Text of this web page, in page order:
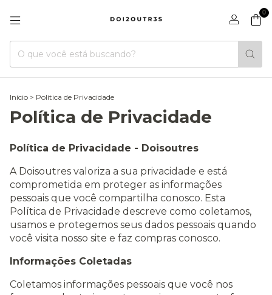
0
Início > Política de Privacidade
Política de Privacidade
Política de Privacidade - Doisoutres
A Doisoutres valoriza a sua privacidade e está
comprometida em proteger as informações
pessoais que você compartilha conosco. Esta
Política de Privacidade descreve como coletamos,
usamos e protegemos seus dados pessoais quando
você visita nosso site e faz compras conosco.
Informações Coletadas
Coletamos informações pessoais que você nos